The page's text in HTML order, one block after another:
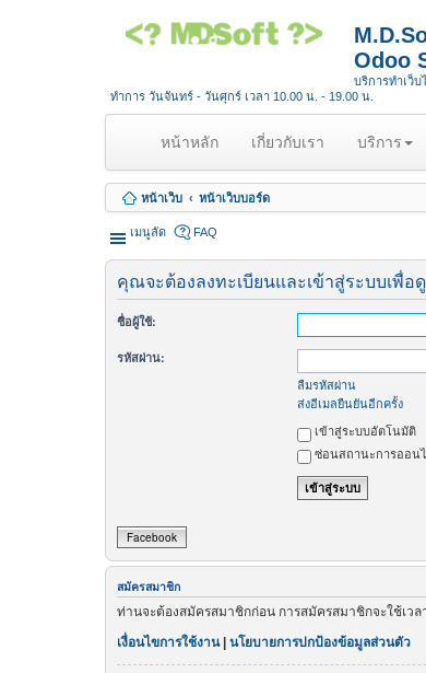
Odoo
บริการทำเว็
ทำการ วันจันทร์ - วันศุกร์ เวลา 10.00 น. - 19.00 น.
หน้าหลัก(
u
r
เกี่ยวกับเรา บริการ
หน้าเว็บ หน้าเว็บบอร์ด
เมนูลัด FAQ
คุณจะต้องลงทะเบียนและเข้าสู่ระบบเพื่อ
ชื่อผู้ใช้:
รหัสผ่าน:
ลืมรหัสผ่าน
ส่งอีเมลยืนยันอีกครั้ง
เข้าสู่ระบบอัตโนมัติ
ซ่อนสถานะการออน
Facebook
สมัครสมาชิก
ท่านจะต้องสมัครสมาชิกก่อน การสมัครสมาชิกจะใช้เว
เงื่อนไขการใช้งาน| นโยบายการปกป้องข้อมูลส่วนตัว